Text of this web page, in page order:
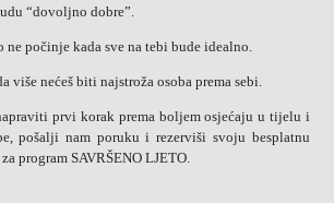
“dovoljno dobre”.
ne počinje kada sve na tebi bude idealno.
više nećeš biti najstroža osoba prema sebi.
prvi korak prema boljem osjećaju u tijelu i
pošalji nam poruku i rezerviši svoju besplatnu
program SAVRŠENO LJETO.